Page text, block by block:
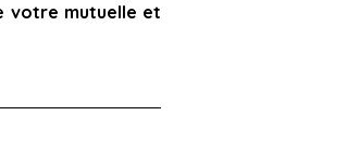
votre mutuelle et